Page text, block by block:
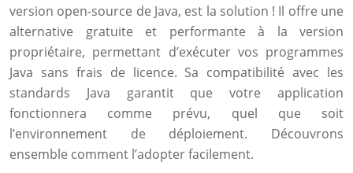
version open-source de Java, est la solution ! Il offre une
alternative gratuite et performante à la version
propriétaire, permettant d’exécuter vos programmes
Java sans frais de licence. Sa compatibilité avec les
standards Java garantit que votre application
fonctionnera comme prévu, quel que soit
l’environnement de déploiement. Découvrons
ensemble comment l’adopter facilement.